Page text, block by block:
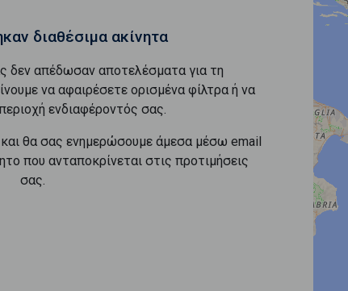
διαθέσιμα ακίνητα
δεν απέδωσαν αποτελέσματα για τη
να αφαιρέσετε ορισμένα φίλτρα ή να
ενδιαφέροντός σας.
θα σας ενημερώσουμε άμεσα μέσω email
που ανταποκρίνεται στις προτιμήσεις
σας.